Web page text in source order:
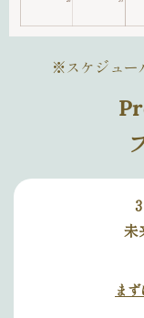
※スケジュー
未
ま